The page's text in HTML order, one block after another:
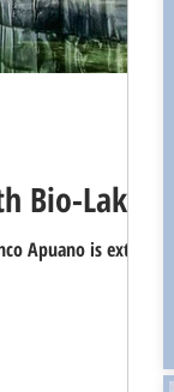
Bio-Lake
Apuano is extracted